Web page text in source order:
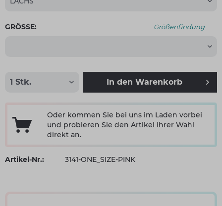
GRÖSSE: Größenfindung
In den Warenkorb
Oder kommen Sie bei uns im Laden vorbei
und probieren Sie den Artikel ihrer Wahl
direkt an.
Artikel-Nr.: 3141-ONE_SIZE-PINK